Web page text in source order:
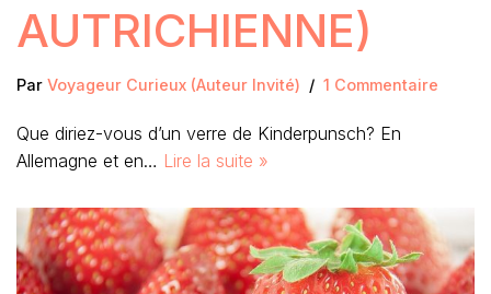
AUTRICHIENNE)
Par Voyageur Curieux (Auteur Invité) 1 Commentaire
Que diriez-vous d’un verre de Kinderpunsch? En
Allemagne et en… Lire la suite »